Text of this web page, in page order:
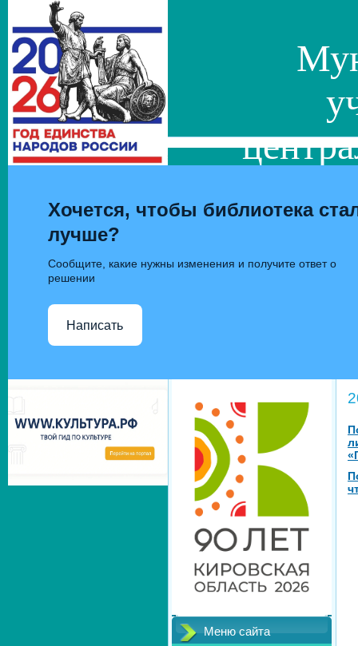
Хочется, чтобы библиотека
лучше?
Сообщите, какие нужны изменения и получите ответ о
решении
Написать
Меню сайта